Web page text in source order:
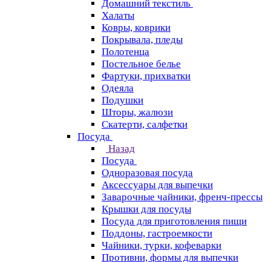
Домашний текстиль
Халаты
Ковры, коврики
Покрывала, пледы
Полотенца
Постельное белье
Фартуки, прихватки
Одеяла
Подушки
Шторы, жалюзи
Скатерти, салфетки
Посуда
Назад
Посуда
Одноразовая посуда
Аксессуары для выпечки
Заварочные чайники, френч-прессы
Крышки для посуды
Посуда для приготовления пищи
Поддоны, гастроемкости
Чайники, турки, кофеварки
Противни, формы для выпечки